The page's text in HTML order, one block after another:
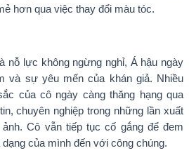
hơn qua việc thay đổi màu tóc.
nỗ lực không ngừng nghỉ, Á hậu ngày
và sự yêu mến của khán giả. Nhiều
của cô ngày càng thăng hạng qua
chuyên nghiệp trong những lần xuất
Cô vẫn tiếp tục cố gắng để đem
của mình đến với công chúng.